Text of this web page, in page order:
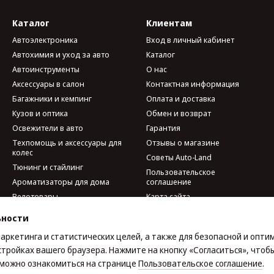
Каталог
Автоэлектроника
Автохимия и уход за авто
Автоинструменты
Аксессуары в салон
Багажники и кемпинг
Кузов и оптика
Освежители в авто
Техпомощь и аксессуары для
колес
Тюнинг и стайлинг
Ароматизаторы для дома
Велотовары
гаджеты
Наборы автомобилиста
Клиентам
Вход в личный кабинет
Каталог
О нас
Контактная информация
Оплата и доставка
Обмен и возврат
Гарантия
Отзывы о магазине
Советы Auto-Land
Пользовательское
соглашение
Карта сайта
и статистических целей, а также для безопасной и
вашего браузера. Нажмите на кнопку «Согласиться»,
ознакомиться на странице Пользовательское соглашение.